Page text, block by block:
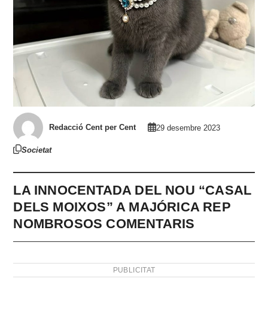
Redacció Cent per Cent 29 desembre 2023
Societat
LA INNOCENTADA DEL NOU “CASAL
DELS MOIXOS” A MAJÓRICA REP
NOMBROSOS COMENTARIS
PUBLICITAT